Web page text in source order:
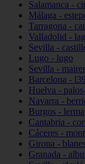
Salamanca -
Málaga -
Tarragona -
Valladolid -
Sevilla -
Lugo - lugo
Sevilla -
Barcelona -
Huelva -
Navarra -
Burgos - lerma
Cantabria -
Cáceres -
Girona -
Granada -